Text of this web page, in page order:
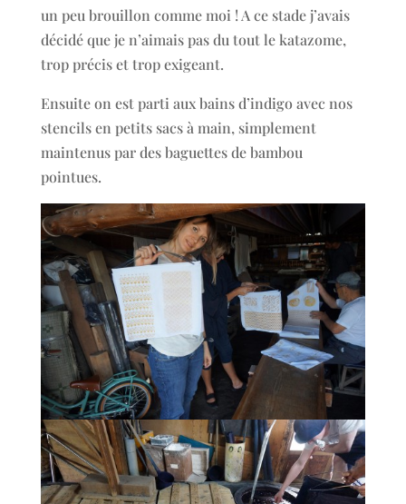
un peu brouillon comme moi ! A ce stade j’avais
décidé que je n’aimais pas du tout le katazome,
trop précis et trop exigeant.
Ensuite on est parti aux bains d’indigo avec nos
stencils en petits sacs à main, simplement
maintenus par des baguettes de bambou
pointues.